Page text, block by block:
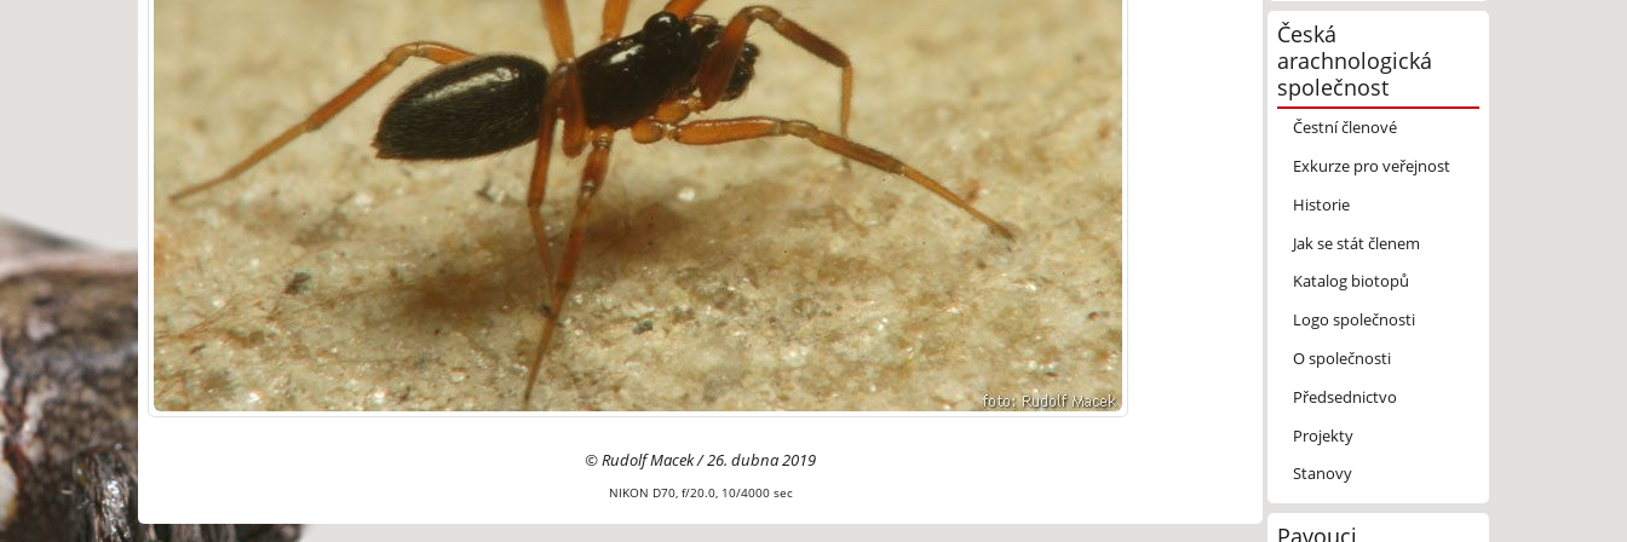
© Rudolf Macek / 26. dubna 2019
NIKON D70, f/20.0, 10/4000 sec
Česká
arachnologická
společnost
Čestní členové
Exkurze pro veřejnost
Historie
Jak se stát členem
Katalog biotopů
Logo společnosti
O společnosti
Předsednictvo
Projekty
Stanovy
Pavouci